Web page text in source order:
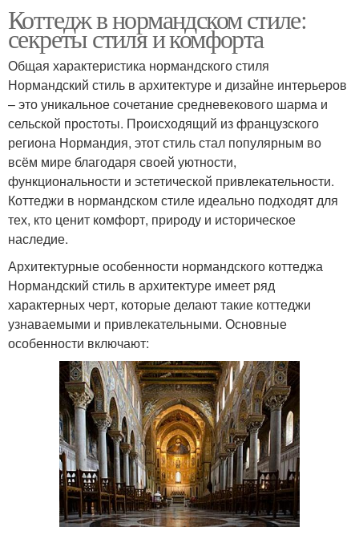
Коттедж в нормандском стиле:
секреты стиля и комфорта
Общая характеристика нормандского стиля
Нормандский стиль в архитектуре и дизайне интерьеров
– это уникальное сочетание средневекового шарма и
сельской простоты. Происходящий из французского
региона Нормандия, этот стиль стал популярным во
всём мире благодаря своей уютности,
функциональности и эстетической привлекательности.
Коттеджи в нормандском стиле идеально подходят для
тех, кто ценит комфорт, природу и историческое
наследие.
Архитектурные особенности нормандского коттеджа
Нормандский стиль в архитектуре имеет ряд
характерных черт, которые делают такие коттеджи
узнаваемыми и привлекательными. Основные
особенности включают: